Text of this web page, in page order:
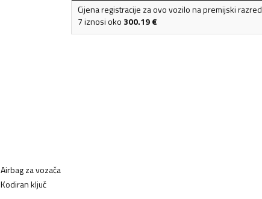
Cijena registracije za ovo vozilo na premijski razred
7 iznosi oko 300.19€
Airbag za vozača
Kodiran ključ